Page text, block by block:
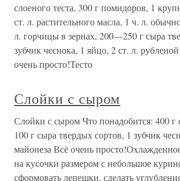
слоеного теста, 300 г помидоров, 1
ст. л. растительного масла, 1 ч. л.
л. горчицы в зернах, 200—250 г сыра
зубчик чеснока, 1 яйцо, 2 ст. л.
очень просто!Тесто
Слойки с сыром
Слойки с сыром Что понадобится: 400 г
100 г сыра твердых сортов, 1 зубчик
майонеза Всё очень
на кусочки размером с небольшое
сформовать лепешки, сделать